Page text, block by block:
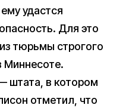
удастся
Для это
тюрьмы строгого
Миннесоте.
штата, в котором
отметил, что